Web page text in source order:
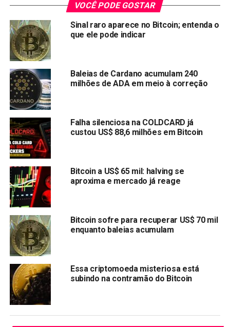
criptomoedas corrigirem forte. Muitos acreditam que os
mercados tradicionais estão dando as cartas.
Bitcoin para US$ 28mil já uma
realidade
Traders acreditam que o Bitcoin pode cair mais. Em um
tweet de nesta segunda-feira (9), o veterano Peter Brandt
em US$ 30.000 “agora que US$ 28.000 é tão amplamente
aceito como um alvo negativo”.
Compartilhar:
Copy
Link
WhatsApp
Twitter
Facebook
Reddit
Email
TÓPICOS RELACIONADOS:
SHIBA INU
PRÓXIMA:
LUNA cai 60% em 24 horas após baleia despejar
stablecoin UST no mercado
NÃO PERCA:
Moeda Baby Doge (BabyDoge) sobe 9,02%, nesta
quarta-feira
VOCÊ PODE GOSTAR
Sinal raro aparece no Bitcoin; entenda o
que ele pode indicar
Baleias de Cardano acumulam 240
milhões de ADA em meio à correção
Falha silenciosa na COLDCARD já
custou US$ 88,6 milhões em Bitcoin
Bitcoin a US$ 65 mil: halving se
aproxima e mercado já reage
Bitcoin sofre para recuperar US$ 70 mil
enquanto baleias acumulam
Essa criptomoeda misteriosa está
subindo na contramão do Bitcoin